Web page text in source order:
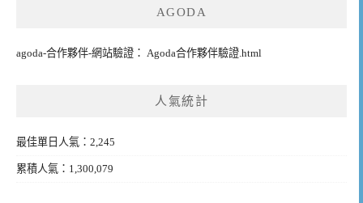
AGODA
agoda-合作夥伴-網站驗證： Agoda合作夥伴驗證.html
人氣統計
最佳單日人氣：2,245
累積人氣：1,300,079